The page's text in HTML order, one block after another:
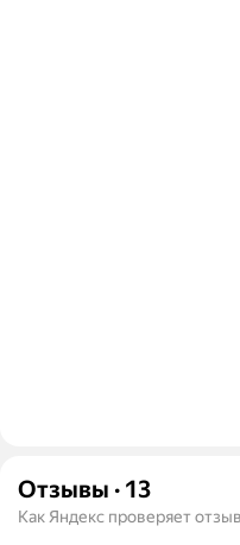
Отзывы · 13
Как Яндекс проверяет